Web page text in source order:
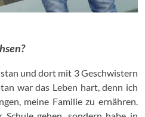
und dort mit 3 Geschwistern
war das Leben hart, denn ich
meine Familie zu ernähren.